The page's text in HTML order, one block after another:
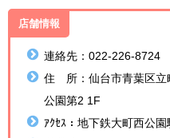
店舗情報
連絡先：022-226-8724
住 所： 仙台市青葉区立
公園第2 1F
ｱｸｾｽ：地下鉄大町西公